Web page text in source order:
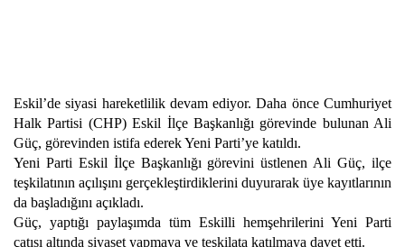
Eskil’de siyasi hareketlilik devam ediyor. Daha önce Cumhuriyet
Halk Partisi (CHP) Eskil İlçe Başkanlığı görevinde bulunan Ali
Güç, görevinden istifa ederek Yeni Parti’ye katıldı.
Yeni Parti Eskil İlçe Başkanlığı görevini üstlenen Ali Güç, ilçe
teşkilatının açılışını gerçekleştirdiklerini duyurarak üye kayıtlarının
da başladığını açıkladı.
Güç, yaptığı paylaşımda tüm Eskilli hemşehrilerini Yeni Parti
çatısı altında siyaset yapmaya ve teşkilata katılmaya davet etti.